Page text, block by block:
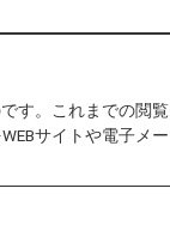
す。これまでの閲覧
サイトや電子メー